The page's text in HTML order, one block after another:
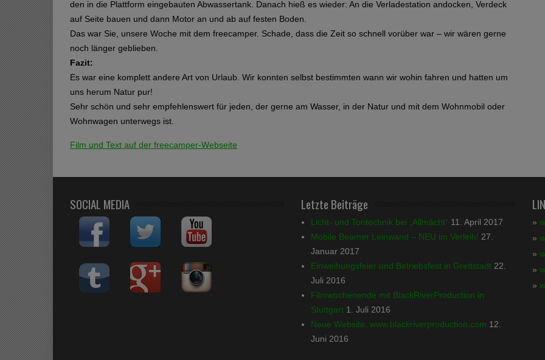
den in die Plattform eingebauten Abwassertank. Danach hieß es wieder: An die Verladestation andocken, Verdeck
auf Seite bauen und dann Motor an und ab auf festen Boden.
Das war Sie, unsere Woche mit dem freecamper. Schade, dass die Zeit so schnell vorüber war – wir wären gerne
noch länger geblieben.
Fazit:
Es war eine komplett andere Art von Urlaub. Wir konnten selbst bestimmten wann wir wohin fahren und hatten um
uns herum Natur pur!
Sehr schön und sehr empfehlenswert für jeden, der gerne am Wasser, in der Natur und mit dem Wohnmobil oder
Wohnwagen unterwegs ist.
Film und Text auf der freecamper-Webseite
SOCIAL MEDIA Letzte Beiträge
Licht- und Tontechnik bei „Allmächt“ 11. April 2017
Mobile Beamer Leinwand – NEU im Verleih! 27.
Januar 2017
Einweihungsfeier und Betriebsfest in Grettstadt 22.
Juli 2016
Filmwochenende mit BlackRiverProduction in
Stuttgart 1. Juli 2016
Neue Website: www.blackriverproduction.com 12.
Juni 2016
»
»
»
»
»